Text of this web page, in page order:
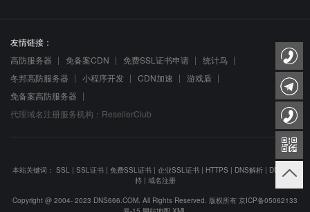
友情链接：
高防服务器
免备案CDN 免费SSL证书申请
统计鸟
冬邦高防服务器
小程序开发 CDN加速
游戏盾
免备案高防服务器
代理域名注册服务机构：ResellerClub
本站关键词： SSL | SSL证书 | 免费SSL证书 | 企业SSL证书 | HTTPS | DNS解析 | DNS防劫
持| 域名注册
Copyright @ 2004- 2023 DNS666.COM. All Rights Reserved. 版权所有 京ICP备05062133